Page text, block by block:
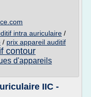
intra auriculaire /
/ prix appareil auditif
contour
d'appareils
IIC -